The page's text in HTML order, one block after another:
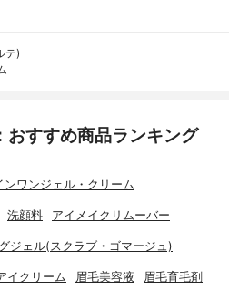
テ)
おすすめ商品ランキング
ンワンジェル・クリーム
洗顔料 アイメイクリムーバー
ジェル(スクラブ・ゴマージュ)
イクリーム 眉毛美容液 眉毛育毛剤